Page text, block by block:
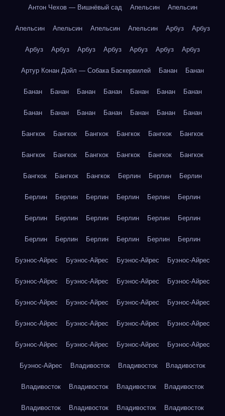
Антон Чехов — Вишнёвый сад Апельсин Апельсин
Апельсин Апельсин Апельсин Апельсин Арбуз Арбуз
Арбуз Арбуз Арбуз Арбуз Арбуз Арбуз Арбуз
Артур Конан Дойл — Собака Баскервилей Банан Банан
Банан Банан Банан Банан Банан Банан Банан
Банан Банан Банан Банан Банан Банан Банан
Бангкок Бангкок Бангкок Бангкок Бангкок Бангкок
Бангкок Бангкок Бангкок Бангкок Бангкок Бангкок
Бангкок Бангкок Бангкок Берлин Берлин Берлин
Берлин Берлин Берлин Берлин Берлин Берлин
Берлин Берлин Берлин Берлин Берлин Берлин
Берлин Берлин Берлин Берлин Берлин Берлин
Буэнос-Айрес Буэнос-Айрес Буэнос-Айрес Буэнос-Айрес
Буэнос-Айрес Буэнос-Айрес Буэнос-Айрес Буэнос-Айрес
Буэнос-Айрес Буэнос-Айрес Буэнос-Айрес Буэнос-Айрес
Буэнос-Айрес Буэнос-Айрес Буэнос-Айрес Буэнос-Айрес
Буэнос-Айрес Буэнос-Айрес Буэнос-Айрес Буэнос-Айрес
Буэнос-Айрес Владивосток Владивосток Владивосток
Владивосток Владивосток Владивосток Владивосток
Владивосток Владивосток Владивосток Владивосток